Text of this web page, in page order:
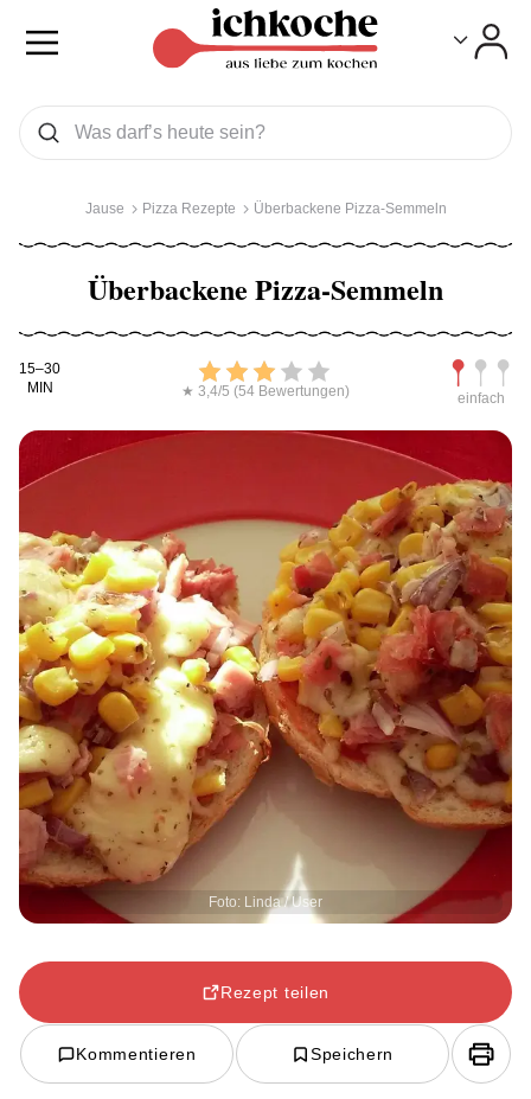
Was wollen Sie suchen
Suchen
Jause Pizza Rezepte Überbackene Pizza-Semmeln
Überbackene Pizza-Semmeln
Kochdauer
15–30
MIN
Bewerten
★ 3,4/5 (54 Bewertungen) einfach
Foto: Linda / User
Rezept teilen
Kommentieren Speichern